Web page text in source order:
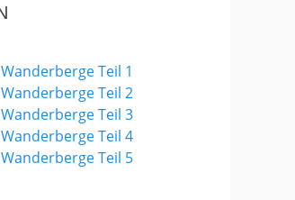
Teil 1
Teil 2
Teil 3
Teil 4
Teil 5